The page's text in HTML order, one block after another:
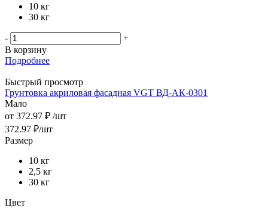
10 кг
30 кг
-
+
В корзину
Подробнее
Быстрый просмотр
Грунтовка акриловая фасадная VGT ВД-АК-0301
Мало
от 372.97 ₽ /шт
372.97 ₽/шт
Размер
10 кг
2,5 кг
30 кг
Цвет